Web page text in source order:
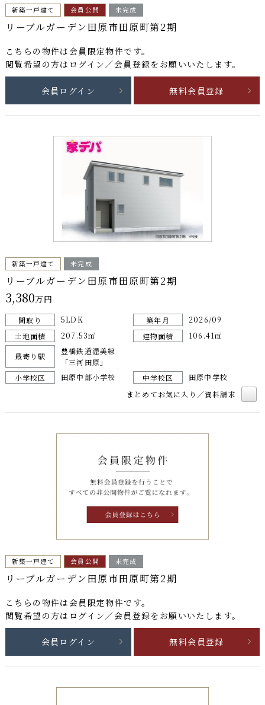
新築一戸建て 会員公開 未完成
リーブルガーデン田原市田原町第2期
こちらの物件は 会員限定物件です。
閲覧希望の方はログイン／会員登録をお願いいたします。
会員ログイン 無料会員登録
新築一戸建て 未完成
リーブルガーデン田原市田原町第2期
3,380万円
間取り 5LDK 築年月
2026/09
土地面積
207.53㎡ 建物面積 106.41㎡
最寄り駅
豊橋鉄道渥美線
「三河田原」
小学校区
田原中部小学校 中学校区
田原中学校
まとめてお気に入り／資料請求
新築一戸建て 会員公開 未完成
リーブルガーデン田原市田原町第2期
こちらの物件は 会員限定物件です。
閲覧希望の方はログイン／会員登録をお願いいたします。
会員ログイン 無料会員登録